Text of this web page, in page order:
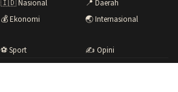
🇮🇩 Nasional
📍 Daerah
💰 Ekonomi 🌏 Internasional
⚽ Sport ✍️ Opini